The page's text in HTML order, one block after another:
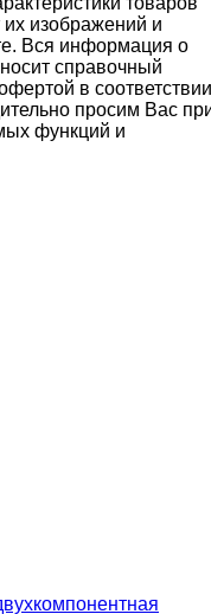
их изображений и
Вся информация о
справочный
в соответствии
просим Вас
функций и